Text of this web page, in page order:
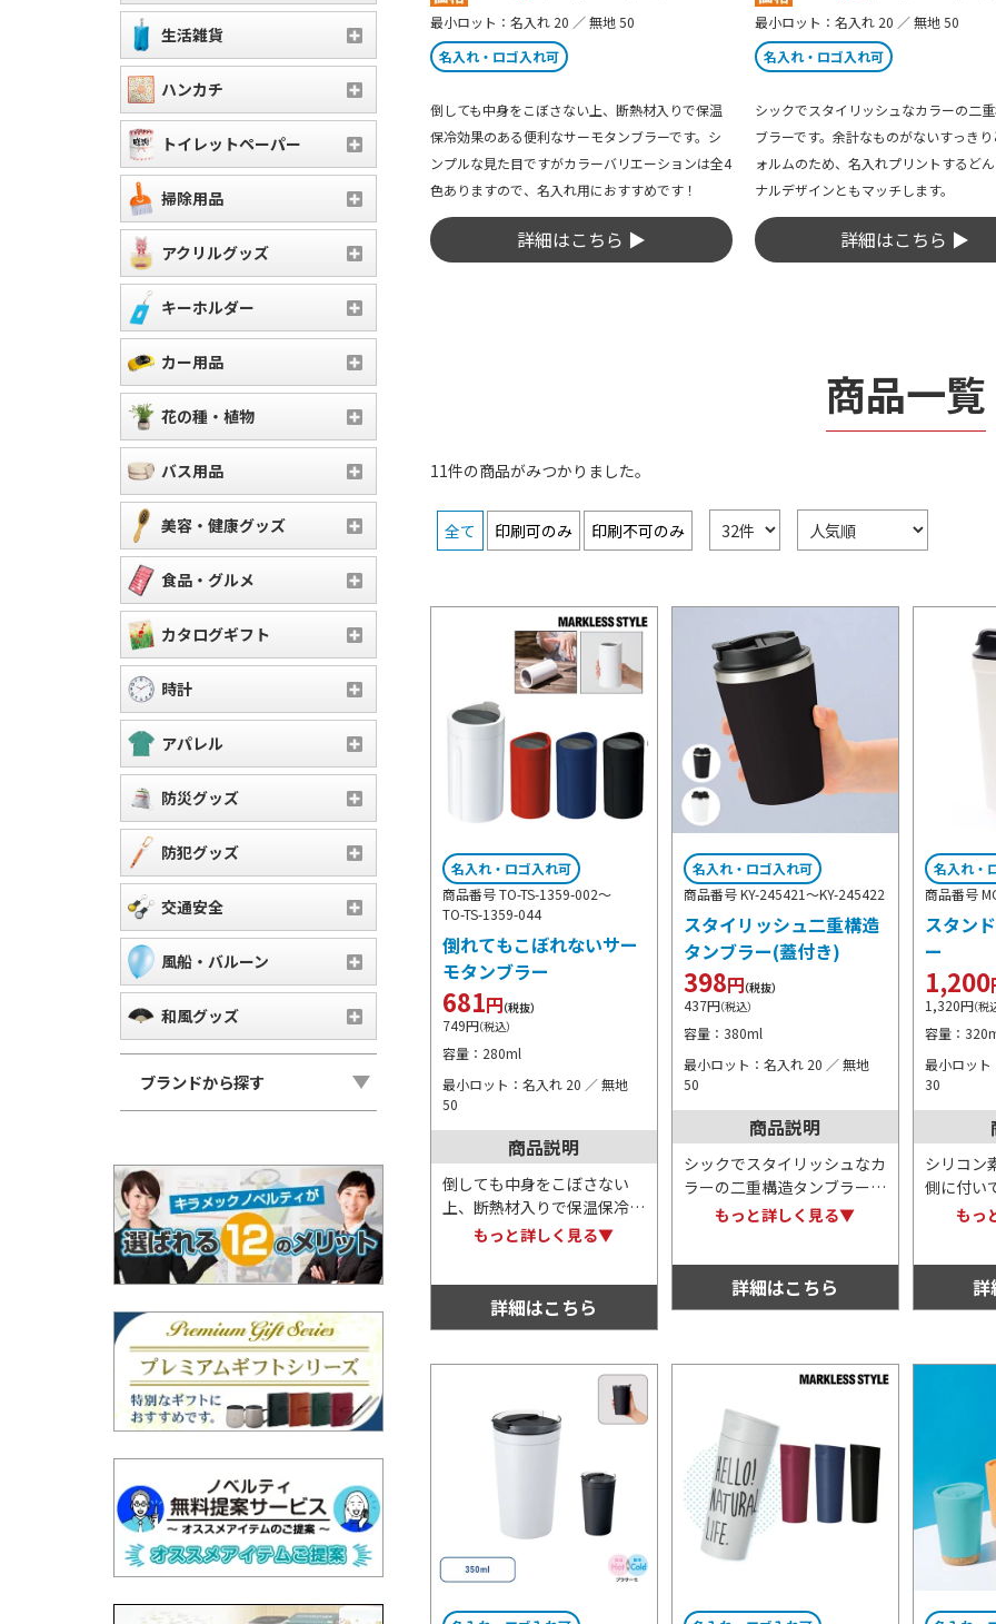
生活雑貨
ハンカチ
トイレットペーパー
掃除用品
アクリルグッズ
キーホルダー
カー用品
花の種・植物
バス用品
美容・健康グッズ
食品・グルメ
カタログギフト
時計
アパレル
防災グッズ
防犯グッズ
交通安全
風船・バルーン
和風グッズ
ブランドから探す
最小ロット：名入れ 20 ／ 無地 50
名入れ・ロゴ入れ可
倒しても中身をこぼさない上、断熱材入りで保温
保冷効果のある便利なサーモタンブラーです。シ
ンプルな見た目ですがカラーバリエーションは全4
色ありますので、名入れ用におすすめです！
詳細はこちら ▶
最小ロット：名入れ 20 ／ 無地 50
名入れ・ロゴ入れ可
シックでスタイリッシュなカラーの二
ブラーです。余計なものがないすっき
ォルムのため、名入れプリントするど
ナルデザインともマッチします。
詳細はこちら ▶
商品一覧
11件の商品がみつかりました。
全て 印刷可のみ 印刷不可のみ
商品番号 TO-TS-1359-002～
TO-TS-1359-044
倒れてもこぼれないサー
モタンブラー
681円（税抜）
749円（税込）
容量：280ml
最小ロット：名入れ 20 ／ 無地
50
名入れ・ロゴ入れ可
商品説明
倒しても中身をこぼさない
上、断熱材入りで保温保冷効
果のある便利なサーモタンブ
は全4色ありますので、名入
れ用におすすめです！
もっと詳しく見る▼
詳細はこちら
商品番号 KY-245421～KY-245422
スタイリッシュ二重構造
タンブラー(蓋付き)
398円（税抜）
437円（税込）
容量：380ml
最小ロット：名入れ 20 ／ 無地
50
名入れ・ロゴ入れ可
商品説明
シックでスタイリッシュなカ
ラーの二重構造タンブラーで
す。余計なものがないすっき
ジナルデザインともマッチし
ます。
もっと詳しく見る▼
詳細はこちら
商品番号
スタン
ー
1,200
1,320円（税
容量：
最小ロット
30
名入れ・
シリコン
側に付い
力を加
オリジ
す。
もっ
詳